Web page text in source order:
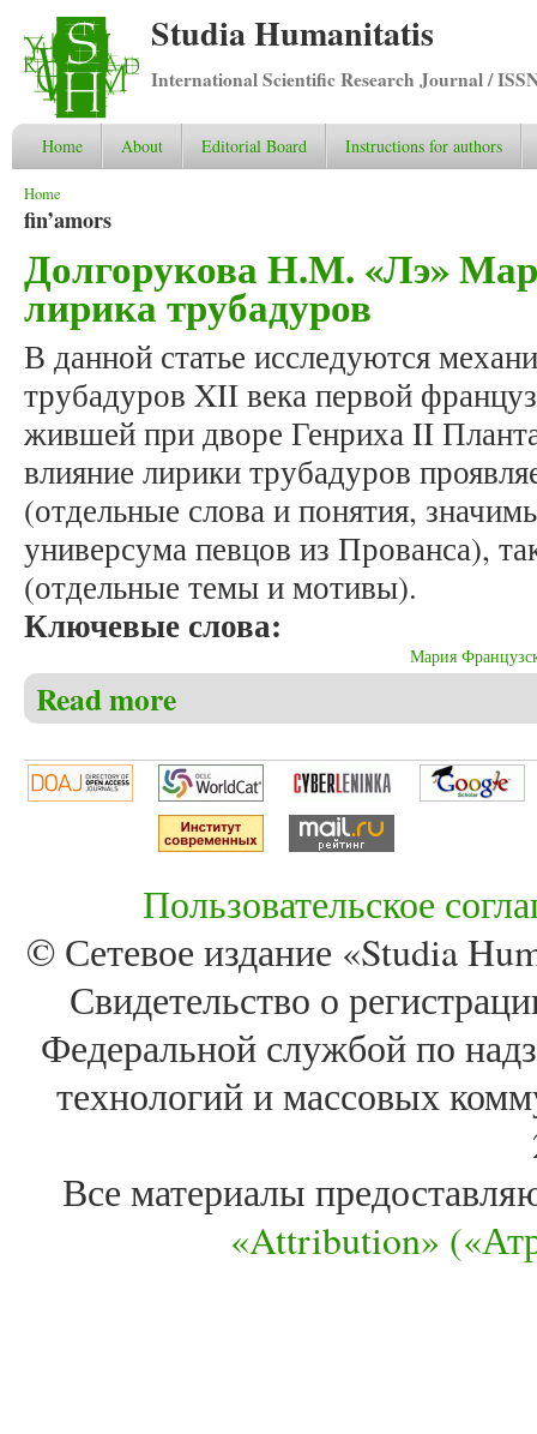
Studia Humanitatis
International Scientific Research Journal /
Home About Editorial Board Instructions for authors
You are here
Home
fin’amors
Долгорукова Н.М. «Лэ»
лирика трубадуров
В данной статье исследуются
трубадуров XII века первой
жившей при дворе Генриха II
влияние лирики трубадуров
(отдельные слова и понятия,
универсума певцов из Прованса),
(отдельные темы и мотивы).
Ключевые слова:
Мария
Read more
Пользовательское
© Сетевое издание «Studia
Свидетельство о
Федеральной службой по
технологий и массовых
Все материалы
«Attribution»